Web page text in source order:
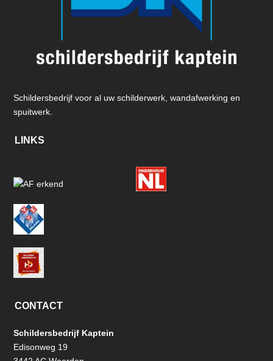
Schildersbedrijf voor al uw schilderwerk, wandafwerking en
spuitwerk.
LINKS
CONTACT
Schildersbedrijf Kaptein
Edisonweg 19